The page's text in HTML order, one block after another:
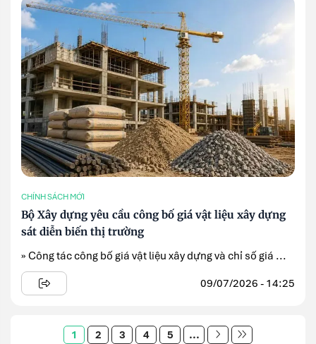
CHÍNH SÁCH MỚI
Bộ Xây dựng yêu cầu công bố giá vật liệu xây dựng
sát diễn biến thị trường
» Công tác công bố giá vật liệu xây dựng và chỉ số giá ...
09/07/2026 - 14:25
1 2 3 4 5 ...